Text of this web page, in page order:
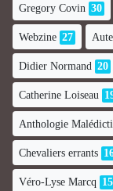
Gregory Covin 30
Webzine 27
Didier Normand 20
Catherine Loiseau
Anthologie
Chevaliers errants
Véro-Lyse Marcq 15